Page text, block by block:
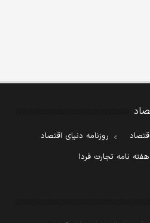
روزنامه دنیای اقتصاد
هفته نامه تجارت فردا